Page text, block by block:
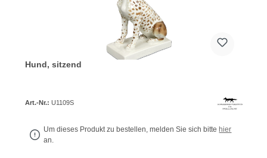
Hund, sitzend
Art.-Nr.:U1109S
Um dieses Produkt zu bestellen, melden Sie sich bittehier
an.